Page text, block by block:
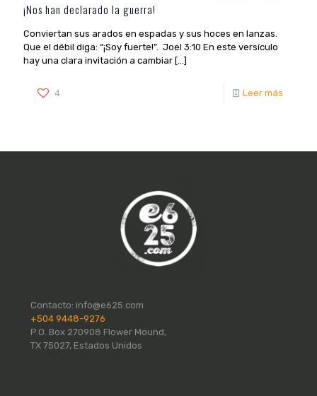
¡Nos han declarado la guerra!
Conviertan sus arados en espadas y sus hoces en lanzas.
Que el débil diga: “¡Soy fuerte!”. Joel 3:10 En este versículo
hay una clara invitación a cambiar […]
4 Leer más
Contacto: info@e625.com
+504 9448-9276
P.O. Box 270908 Flower Mound,
TX 75027, Estados Unidos